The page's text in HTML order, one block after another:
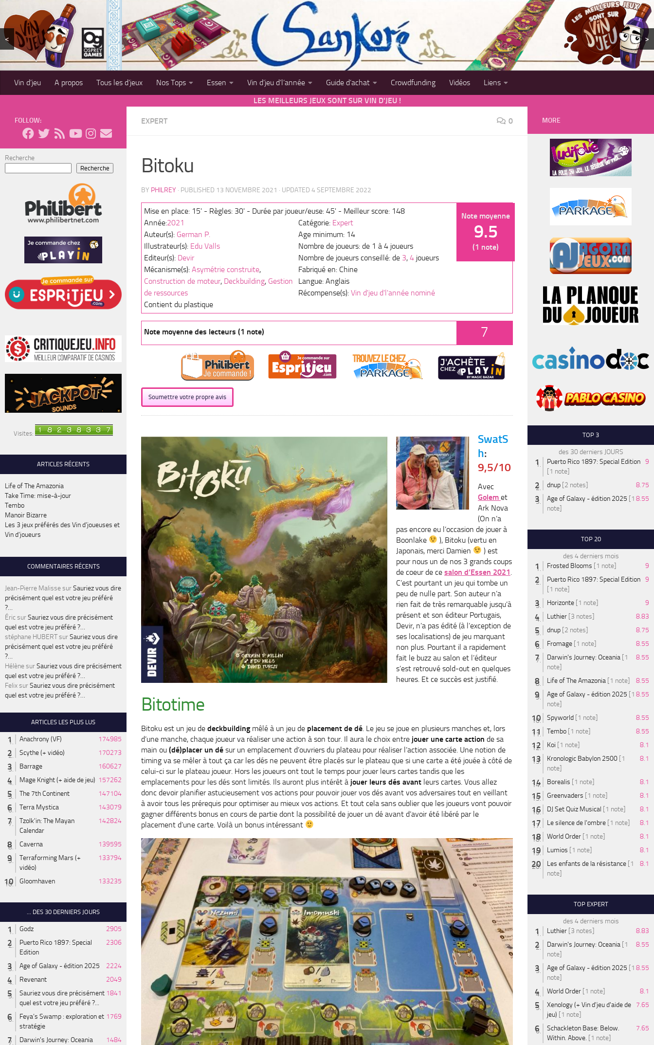
Skip to content
< >
Vin d’jeu A propos Tous les d’jeux Nos Tops Essen Vin d’jeu d’l’année Guide d’achat Crowdfunding Vidéos
Liens
LES MEILLEURS JEUX SONT SUR VIN D'JEU !
EXPERT 0
Bitoku
BY PHILREY · PUBLISHED 13 NOVEMBRE 2021 · UPDATED 4 SEPTEMBRE 2022
Note moyenne
9.5
(1 note)
Mise en place: 15' - Règles: 30' - Durée par joueur/euse: 45' - Meilleur score: 148
Année:2021
Auteur(s): German P.
Illustrateur(s): Edu Valls
Editeur(s): Devir
Mécanisme(s): Asymétrie construite,
Construction de moteur, Deckbuilding, Gestion
de ressources
Contient du plastique
Catégorie: Expert
Age minimum: 14
Nombre de joueurs: de 1 à 4 joueurs
Nombre de joueurs conseillé: de 3, 4 joueurs
Fabriqué en: Chine
Langue: Anglais
Récompense(s): Vin d'jeu d'l'année nominé
Note moyenne des lecteurs (1 note) 7
Soumettre votre propre avis
SwatS
h:
9,5/10
Avec
Golem et
Ark Nova
(On n’a
pas encore eu l’occasion de jouer à
Boonlake
), Bitoku (vertu en
Japonais, merci Damien
) est
pour nous un de nos 3 grands coups
de coeur de ce salon d’Essen 2021
C’est pourtant un jeu qui tombe un
peu de nulle part. Son auteur n’a
rien fait de très remarquable jusqu’à
présent et son éditeur Portugais,
Devir, n’a pas édité (à l’exception de
ses localisations) de jeu marquant
non plus. Pourtant il a rapidement
fait le buzz au salon et l’éditeur
s’est retrouvé sold-out en quelques
heures. Et ce succès est justifié.
Bitotime
Bitoku est un jeu de deckbuilding mêlé à un jeu de placement de dé. Le jeu se joue en plusieurs manches et, lors
d’une manche, chaque joueur va réaliser une action à son tour. Il aura le choix entre jouer une carte action de sa
main ou (dé)placer un dé sur un emplacement d’ouvriers du plateau pour réaliser l’action associée. Une notion de
timing va se mêler à tout ça car les dés ne peuvent être placés sur le plateau que si une carte a été jouée à côté de
celui-ci sur le plateau joueur. Hors les joueurs ont tout le temps pour jouer leurs cartes tandis que les
emplacements pour les dés sont limités. Ils auront plus intérêt à jouer leurs dés avant leurs cartes. Vous allez
donc devoir planifier astucieusement vos actions pour pouvoir jouer vos dés avant vos adversaires tout en veillant
à avoir tous les prérequis pour optimiser au mieux vos actions. Et tout cela sans oublier que les joueurs vont pouvoir
gagner différents bonus en cours de partie dont la possibilité de jouer un dé avant d’avoir été libéré par le
placement d’une carte. Voilà un bonus intéressant
FOLLOW:
Recherche
Recherche
Visites:
ARTICLES RÉCENTS
Life of The Amazonia
Take Time: mise-à-jour
Tembo
Manoir Bizarre
Les 3 jeux préférés des Vin d’joueuses et
Vin d’joueurs
COMMENTAIRES RÉCENTS
Jean-Pierre MalissesurSauriez vous dire
précisément quel est votre jeu préféré
?…
ÉricsurSauriez vous dire précisément
quel est votre jeu préféré ?…
stéphane HUBERTsurSauriez vous dire
précisément quel est votre jeu préféré
?…
HélènesurSauriez vous dire précisément
quel est votre jeu préféré ?…
FelixsurSauriez vous dire précisément
quel est votre jeu préféré ?…
ARTICLES LES PLUS LUS
Anachrony (VF)
174985
Scythe (+ vidéo)
170273
Barrage
160627
Mage Knight (+ aide de jeu) 157262
The 7th Continent
147104
Terra Mystica
143079
Tzolk'in: The Mayan
Calendar
142824
Caverna
139595
Terraforming Mars (+
vidéo)
133794
Gloomhaven 133235
... DES 30 DERNIERS JOURS
Godz
2905
Puerto Rico 1897: Special
Edition
2306
Age of Galaxy - édition 2025
2224
Revenant
2049
Sauriez vous dire précisément
quel est votre jeu préféré ?...
1841
Feya’s Swamp : exploration et
stratégie
1769
Darwin's Journey: Oceania
1484
MORE
TOP 3
des 30 derniers JOURS
Puerto Rico 1897: Special Edition
[1 note]
9
dnup [2 notes]
8.75
Age of Galaxy - édition 2025 [1
note]
8.55
TOP 20
des 4 derniers mois
Frosted Blooms [1 note]
9
Puerto Rico 1897: Special Edition
[1 note]
9
Horizonte [1 note]
9
Luthier [3 notes]
8.83
dnup [2 notes]
8.75
Fromage [1 note]
8.55
Darwin's Journey: Oceania [1
note]
8.55
Life of The Amazonia [1 note]
8.55
Age of Galaxy - édition 2025 [1
note]
8.55
Spyworld [1 note]
8.55
Tembo [1 note]
8.55
Koi [1 note]
8.1
Kronologic Babylon 2500 [1
note]
8.1
Borealis [1 note]
8.1
Greenvaders [1 note]
8.1
DJ Set Quiz Musical [1 note]
8.1
Le silence de l'ombre [1 note]
8.1
World Order [1 note]
8.1
Lumios [1 note]
8.1
Les enfants de la résistance [1
note]
8.1
TOP EXPERT
des 4 derniers mois
Luthier [3 notes]
8.83
Darwin's Journey: Oceania [1
note]
8.55
Age of Galaxy - édition 2025 [1
note]
8.55
World Order [1 note]
8.1
Xenology (+ Vin d'jeu d'aide de
jeu) [1 note]
7.65
Schackleton Base: Below.
Within. Above. [1 note]
7.65